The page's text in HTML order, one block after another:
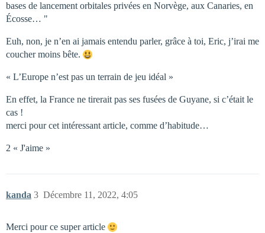
bases de lancement orbitales privées en Norvège, aux Canaries, en
Écosse… "
Euh, non, je n’en ai jamais entendu parler, grâce à toi, Eric, j’irai me
coucher moins bête.
« L’Europe n’est pas un terrain de jeu idéal »
En effet, la France ne tirerait pas ses fusées de Guyane, si c’était le
cas !
merci pour cet intéressant article, comme d’habitude…
2 « J'aime »
kanda Décembre 11, 2022, 4:05
3
Merci pour ce super article